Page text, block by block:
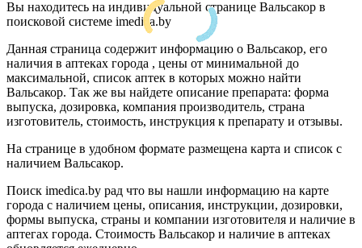
Вы находитесь на индивидуальной странице Вальсакор в
поисковой системе imedica.by
Данная страница содержит информацию о Вальсакор, его
наличия в аптеках города , цены от минимальной до
максимальной, список аптек в которых можно найти
Вальсакор. Так же вы найдете описание препарата: форма
выпуска, дозировка, компания производитель, страна
изготовитель, стоимость, инструкция к препарату и отзывы.
На странице в удобном формате размещена карта и список с
наличием Вальсакор.
Поиск imedica.by рад что вы нашли информацию на карте
города с наличием цены, описания, инструкции, дозировки,
формы выпуска, страны и компании изготовителя и наличие в
аптегах города. Стоимость Вальсакор и наличие в аптеках